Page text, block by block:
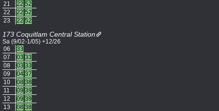
21
22 52
22
22 52
23
22 52
173 Coquitlam Central Station
Sa (9/02-1/05) +12/26
06
33
07
03 33
08
03 33
09
04 37
10
08 38
11
09 39
12
09 39
13
08 38